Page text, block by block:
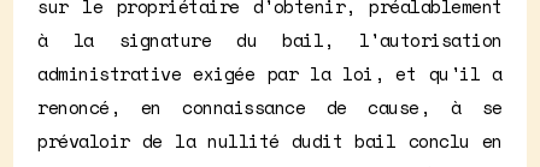
sur le propriétaire d'obtenir, préalablement
à la signature du bail, l'autorisation
administrative exigée par la loi, et qu'il a
renoncé, en connaissance de cause, à se
prévaloir de la nullité dudit bail conclu en